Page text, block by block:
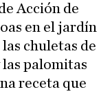
Acción de
en el jardín
chuletas de
las palomitas
receta que